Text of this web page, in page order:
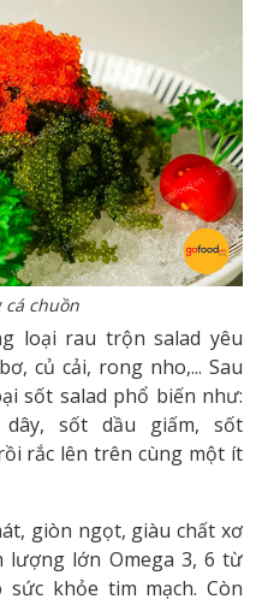
cá chuồn
loại rau trộn salad yêu
củ cải, rong nho,... Sau
sốt salad phổ biến như:
sốt dầu giấm, sốt
rắc lên trên cùng một ít
giòn ngọt, giàu chất xơ
lượng lớn Omega 3, 6 từ
khỏe tim mạch. Còn